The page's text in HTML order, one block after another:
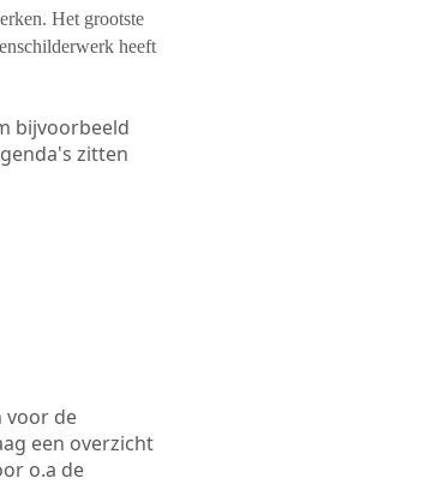
Het grootste
heeft
bijvoorbeeld
zitten
voor de
een overzicht
o.a de